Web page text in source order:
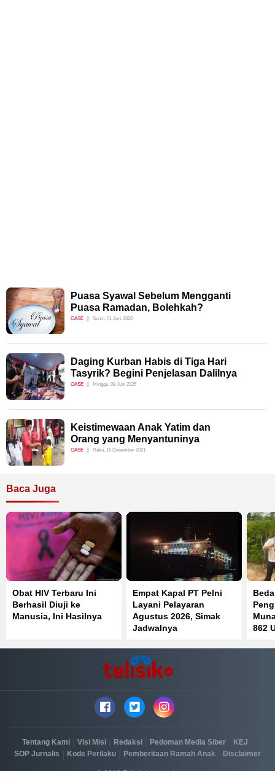
Puasa Syawal Sebelum Mengganti
Puasa Ramadan, Bolehkah?
OASE Senin, 01 Juni 2020
Daging Kurban Habis di Tiga Hari
Tasyrik? Begini Penjelasan Dalilnya
OASE Minggu, 08 Juni 2025
Keistimewaan Anak Yatim dan
Orang yang Menyantuninya
OASE Rabu, 15 Desember 2021
Baca Juga
Obat HIV Terbaru Ini
Berhasil Diuji ke
Manusia, Ini Hasilnya
Empat Kapal PT Pelni
Layani Pelayaran
Agustus 2026, Simak
Jadwalnya
862
Tentang Kami Visi Misi Redaksi Pedoman Media Siber KEJ
SOP Jurnalis Kode Perilaku Pemberitaan Ramah Anak Disclaimer